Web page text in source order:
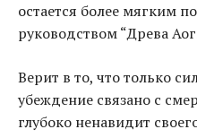
остается более мягким
руководством “Древа
Верит в то, что только
убеждение связано с
глубоко ненавидит